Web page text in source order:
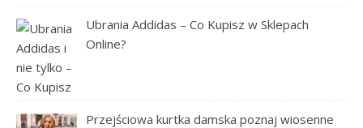
Ubrania Addidas – Co Kupisz w Sklepach
Online?
Przejściowa kurtka damska poznaj wiosenne